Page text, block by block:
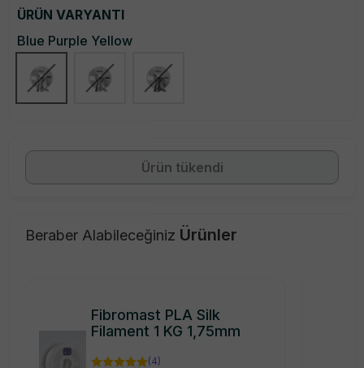
ÜRÜN VARYANTI
Blue Purple Yellow
Ürün tükendi
Beraber Alabileceğiniz Ürünler
Fibromast PLA Silk
Filament 1 KG 1,75mm
(4)